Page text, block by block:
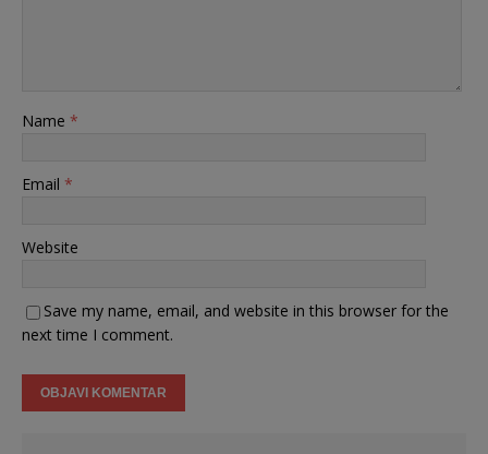
Name *
Email *
Website
Save my name, email, and website in this browser for the
next time I comment.